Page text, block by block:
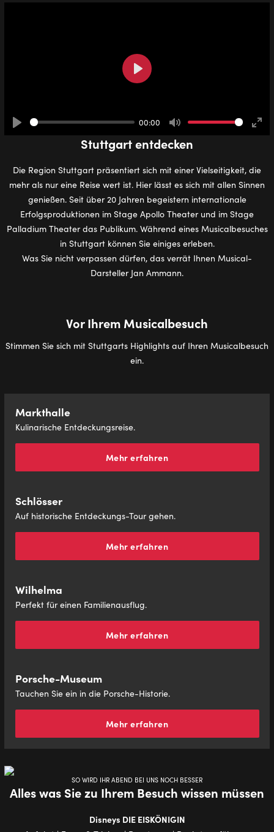
Stuttgart entdecken
Die Region Stuttgart präsentiert sich mit einer Vielseitigkeit, die
mehr als nur eine Reise wert ist. Hier lässt es sich mit allen Sinnen
genießen. Seit über 20 Jahren begeistern internationale
Erfolgsproduktionen im Stage Apollo Theater und im Stage
Palladium Theater das Publikum. Während eines Musicalbesuches
in Stuttgart können Sie einiges erleben.
Was Sie nicht verpassen dürfen, das verrät Ihnen Musical-
Darsteller Jan Ammann.
00:00
Play
Vor Ihrem Musicalbesuch
Stimmen Sie sich mit Stuttgarts Highlights auf Ihren Musicalbesuch
ein.
Markthalle
Kulinarische Entdeckungsreise.
Mehr erfahren
Schlösser
Auf historische Entdeckungs-Tour gehen.
Mehr erfahren
Wilhelma
Perfekt für einen Familienausflug.
Mehr erfahren
Porsche-Museum
Tauchen Sie ein in die Porsche-Historie.
Mehr erfahren
SO WIRD IHR ABEND BEI UNS NOCH BESSER
Alles was Sie zu Ihrem Besuch wissen müssen
Disneys DIE EISKÖNIGIN